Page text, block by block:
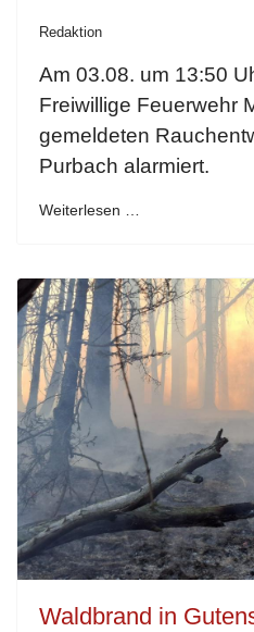
Redaktion
Am 03.08. um 13:50
Freiwillige Feuerwehr
gemeldeten
Purbach alarmiert.
Weiterlesen …
Waldbrand in